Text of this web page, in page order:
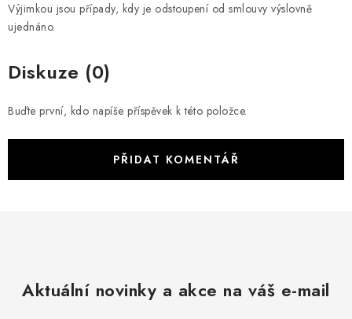
Výjimkou jsou případy, kdy je odstoupení od smlouvy výslovně
ujednáno.
Diskuze (0)
Buďte první, kdo napíše příspěvek k této položce.
PŘIDAT KOMENTÁŘ
Aktuální novinky a akce na váš e-mail